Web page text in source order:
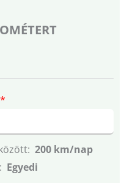
200 km/nap
Egyedi